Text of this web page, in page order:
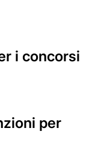
i concorsi
per